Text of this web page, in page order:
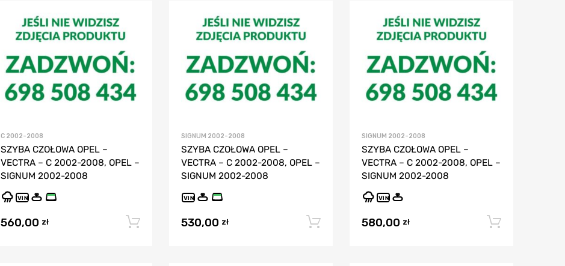
C 2002-2008
SZYBA CZOŁOWA OPEL –
VECTRA – C 2002-2008, OPEL –
SIGNUM 2002-2008
VIN
560,00 zł Dodaj do koszyka
SIGNUM 2002-2008
SZYBA CZOŁOWA OPEL –
VECTRA – C 2002-2008, OPEL –
SIGNUM 2002-2008
VIN
530,00 zł Dodaj do koszyka
SIGNUM 2002-2008
SZYBA CZOŁOWA OPEL –
VECTRA – C 2002-2008, OPEL –
SIGNUM 2002-2008
VIN
580,00 zł